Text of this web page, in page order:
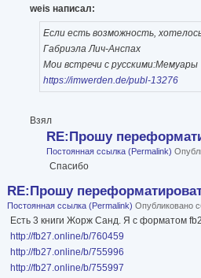
weis написал:
Если есть возможность,
Габриэла Лич-Анспах
Мои встречи с русскими:Мемуары
https://imwerden.de/publ-13276
Взял
RE:Прошу
Постоянная ссылка (Permalink)
Спасибо
RE:Прошу
Постоянная ссылка (Permalink) Опубликовано
Есть 3 книги Жорж Санд. Я с форматом
http://fb27.online/b/760459
http://fb27.online/b/755996
http://fb27.online/b/755997